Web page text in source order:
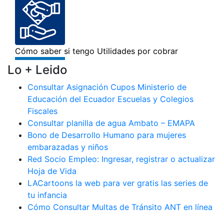
Lo + Leido
Consultar Asignación Cupos Ministerio de
Educación del Ecuador Escuelas y Colegios
Fiscales
Consultar planilla de agua Ambato – EMAPA
Bono de Desarrollo Humano para mujeres
embarazadas y niños
Red Socio Empleo: Ingresar, registrar o actualizar
Hoja de Vida
LACartoons la web para ver gratis las series de
tu infancia
Cómo Consultar Multas de Tránsito ANT en línea